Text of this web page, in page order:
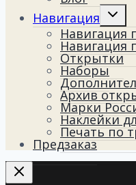
Навигация
меню
Навигация
Навигация
Открытки
Наборы
Архив
Марки
Наклейки
Печать по
Предзаказ